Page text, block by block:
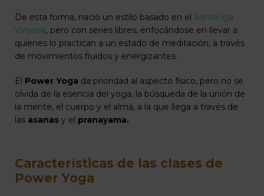
De esta forma, nació un estilo basado en el Ashtanga
Vinyasa, pero con series libres, enfocándose en llevar a
quienes lo practican a un estado de meditación, a través
de movimientos fluidos y energizantes.
El Power Yoga da prioridad al aspecto físico, pero no se
olvida de la esencia del yoga, la búsqueda de la unión de
la mente, el cuerpo y el alma, a la que llega a través de
las asanas y el pranayama.
Características de las clases de
Power Yoga